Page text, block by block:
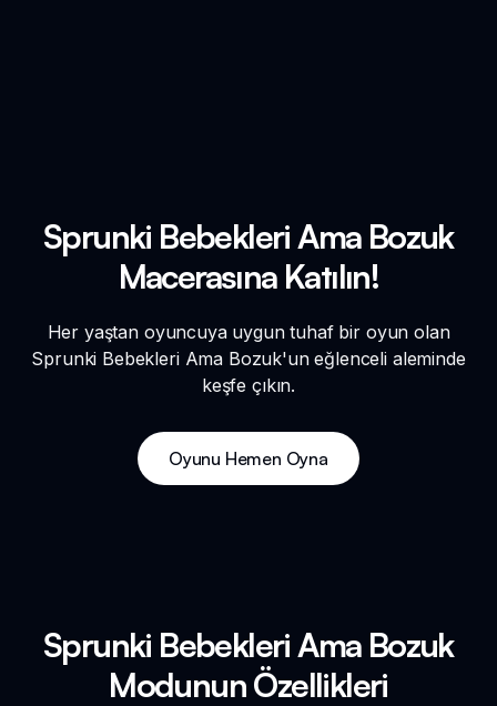
Sprunki Bebekleri Ama Bozuk
Macerasına Katılın!
Her yaştan oyuncuya uygun tuhaf bir oyun olan
Sprunki Bebekleri Ama Bozuk'un eğlenceli aleminde
keşfe çıkın.
Oyunu Hemen Oyna
Sprunki Bebekleri Ama Bozuk
Modunun Özellikleri